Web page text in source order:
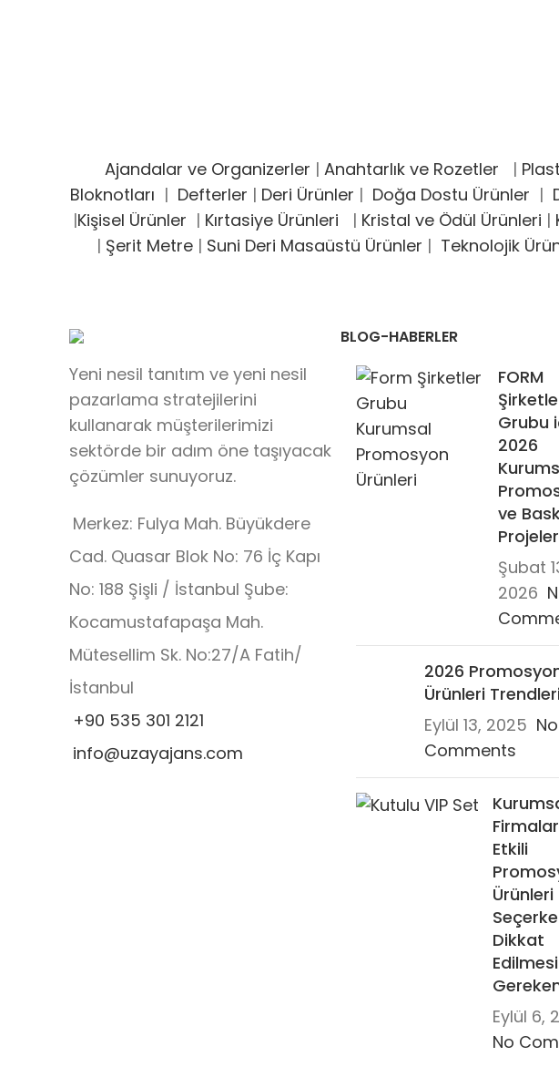
Ajandalar ve Organizerler | Anahtarlık ve Rozetler |
Bloknotları | Defterler | Deri Ürünler | Doğa Dostu Ürünler |
|Kişisel Ürünler | Kırtasiye Ürünleri | Kristal ve Ödül Ürünleri |
| Şerit Metre | Suni Deri Masaüstü Ürünler | Teknolojik
Yeni nesil tanıtım ve yeni nesil
pazarlama stratejilerini
kullanarak müşterilerimizi
sektörde bir adım öne taşıyacak
çözümler sunuyoruz.
Merkez: Fulya Mah. Büyükdere
Cad. Quasar Blok No: 76 İç Kapı
No: 188 Şişli / İstanbul Şube:
Kocamustafapaşa Mah.
Mütesellim Sk. No:27/A Fatih/
İstanbul
+90 535 301 2121
info@uzayajans.com
BLOG-HABERLER
FORM
Grubu
2026
ve
Şubat
2026
2026
Ürünleri Trendleri
Eylül 13, 2025 No
Comments
Etkili
Ürünleri
Dikkat
Edilmesi
Eylül 6,
No